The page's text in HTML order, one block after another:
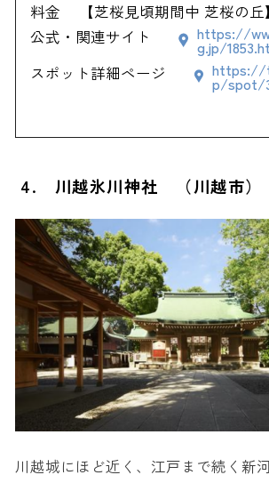
料金
【芝桜見頃期間中 芝桜の
公式・関連サイト
https://
g.jp/
スポット詳細ページ
https://
p/spot/
4. 川越氷川神社 （川越市）
川越城にほど近く、江戸まで続く新